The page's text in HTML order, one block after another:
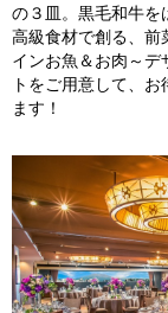
の３皿。黒毛和牛を
高級食材で創る、前
インお魚＆お肉～デ
トをご用意して、お
ます！